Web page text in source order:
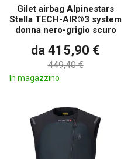
Gilet airbag Alpinestars
Stella TECH-AIR®3 system
donna nero-grigio scuro
da 415,90 €
449,40 €
In magazzino